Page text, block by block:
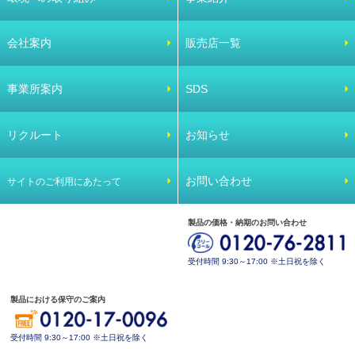
会社案内 販売店一覧
事業所案内 SDS
リクルート お知らせ
サイトのご利用にあたって お問い合わせ
製品の価格・納期のお問い合わせ
受付時間 9:30～17:00 ※土日祝を除く
製品における保守のご案内
受付時間 9:30～17:00 ※土日祝を除く